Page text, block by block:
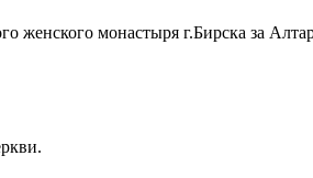
женского монастыря г.Бирска за